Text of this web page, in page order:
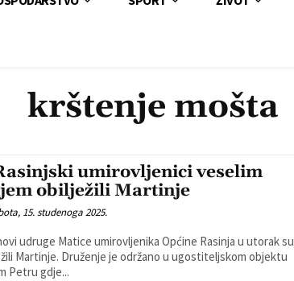
krštenje mošta
umirovljenici veselim
obilježili Martinje
15. studenoga 2025.
udruge Matice umirovljenika Općine Rasinja u utorak su
u ugostiteljskom objektu
Petru gdje...